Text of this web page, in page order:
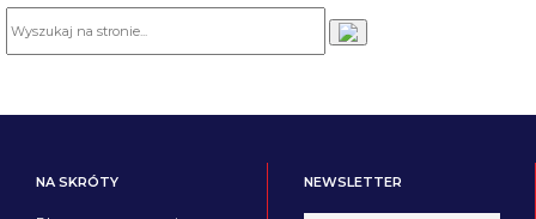
NA SKRÓTY NEWSLETTER